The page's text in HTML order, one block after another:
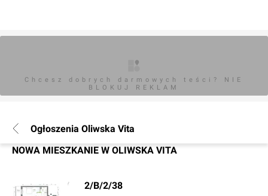
Chcesz dobrych darmowych teści? NIE
BLOKUJ REKLAM
Ogłoszenia Oliwska Vita
NOWA MIESZKANIE W OLIWSKA VITA
2/B/2/38